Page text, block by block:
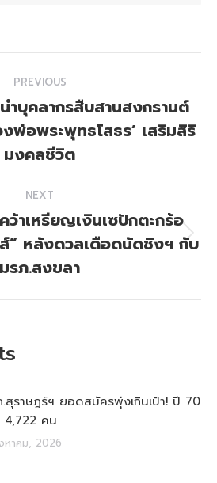
PREVIOUS
Previous
post:
ำบุคลากรสืบสานสงกรานต์
พ่อพระพุทธโสธร’ เสริมสิริ
มงคลชีวิต
NEXT
Next
post:
ว้าเหรียญเงินเซปักตะกร้อ
” หลังดวลเดือดนัดชิงฯ กับ
มรภ.สงขลา
.สุราษฎร์ฯ ยอดสมัครพุ่งเกินเป้า! ปี 70
4,722 คน
หาคม, 2026